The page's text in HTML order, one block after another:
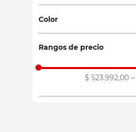
Color
Azul
Rangos de precio
$ 523.992,00 –